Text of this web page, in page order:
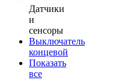
Датчики
и
сенсоры
Выключатель
концевой
Показать
все